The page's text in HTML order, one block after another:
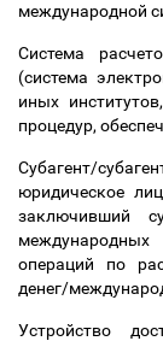
международной
Система
(система
иных
процедур,
Субагент/
юридическое
заключивший
операций по
денег/
Устройство